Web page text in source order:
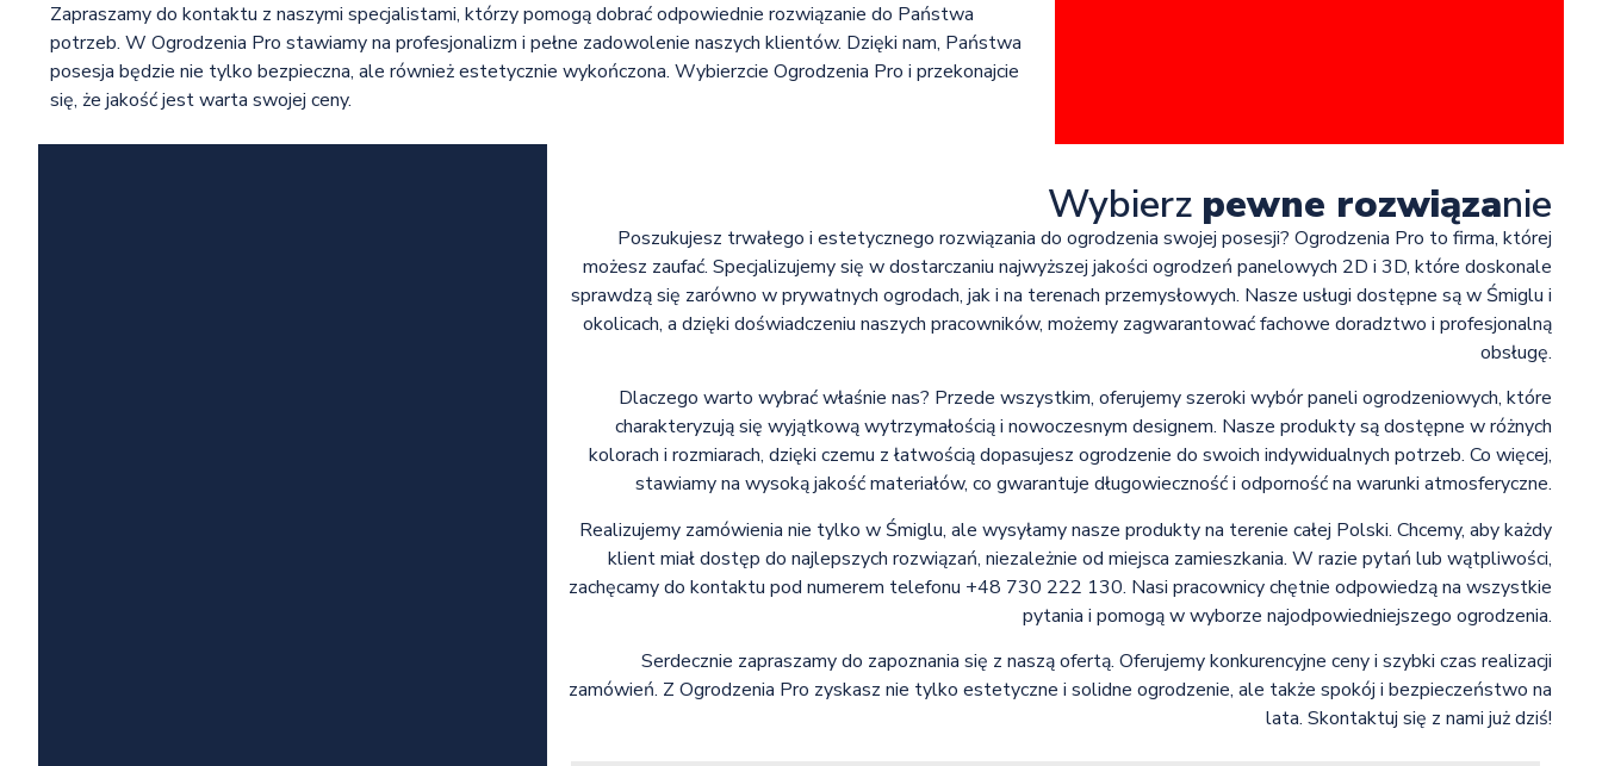
Zapraszamy do kontaktu z naszymi specjalistami, którzy pomogą dobrać odpowiednie rozwiązanie do Państwa
potrzeb. W Ogrodzenia Pro stawiamy na profesjonalizm i pełne zadowolenie naszych klientów. Dzięki nam, Państwa
posesja będzie nie tylko bezpieczna, ale również estetycznie wykończona. Wybierzcie Ogrodzenia Pro i przekonajcie
się, że jakość jest warta swojej ceny.
Wybierz pewne rozwiązanie
Poszukujesz trwałego i estetycznego rozwiązania do ogrodzenia swojej posesji? Ogrodzenia Pro to firma, której
możesz zaufać. Specjalizujemy się w dostarczaniu najwyższej jakości ogrodzeń panelowych 2D i 3D, które doskonale
sprawdzą się zarówno w prywatnych ogrodach, jak i na terenach przemysłowych. Nasze usługi dostępne są w Śmiglu i
okolicach, a dzięki doświadczeniu naszych pracowników, możemy zagwarantować fachowe doradztwo i profesjonalną
obsługę.
Dlaczego warto wybrać właśnie nas? Przede wszystkim, oferujemy szeroki wybór paneli ogrodzeniowych, które
charakteryzują się wyjątkową wytrzymałością i nowoczesnym designem. Nasze produkty są dostępne w różnych
kolorach i rozmiarach, dzięki czemu z łatwością dopasujesz ogrodzenie do swoich indywidualnych potrzeb. Co więcej,
stawiamy na wysoką jakość materiałów, co gwarantuje długowieczność i odporność na warunki atmosferyczne.
Realizujemy zamówienia nie tylko w Śmiglu, ale wysyłamy nasze produkty na terenie całej Polski. Chcemy, aby każdy
klient miał dostęp do najlepszych rozwiązań, niezależnie od miejsca zamieszkania. W razie pytań lub wątpliwości,
zachęcamy do kontaktu pod numerem telefonu +48 730 222 130. Nasi pracownicy chętnie odpowiedzą na wszystkie
pytania i pomogą w wyborze najodpowiedniejszego ogrodzenia.
Serdecznie zapraszamy do zapoznania się z naszą ofertą. Oferujemy konkurencyjne ceny i szybki czas realizacji
zamówień. Z Ogrodzenia Pro zyskasz nie tylko estetyczne i solidne ogrodzenie, ale także spokój i bezpieczeństwo na
lata. Skontaktuj się z nami już dziś!